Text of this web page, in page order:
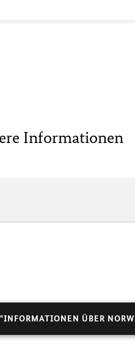
Informationen
ÜBER